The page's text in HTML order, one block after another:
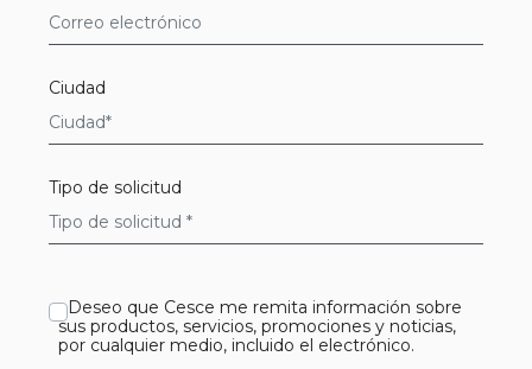
Requerido
Ciudad
Requerido
Tipo de solicitud
Deseo que Cesce me remita información sobre
sus productos, servicios, promociones y noticias,
por cualquier medio, incluido el electrónico.